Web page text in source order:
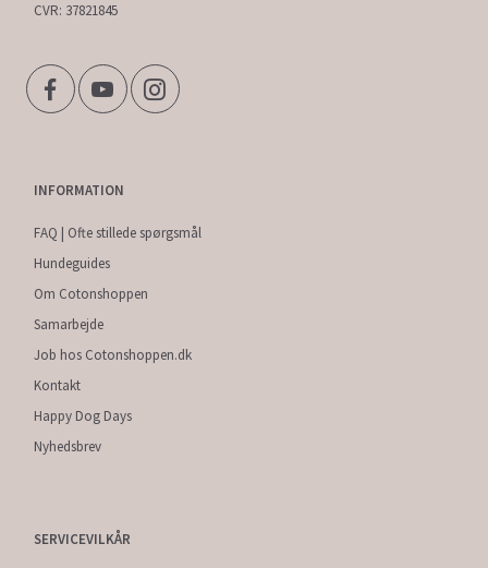
CVR: 37821845
INFORMATION
FAQ | Ofte stillede spørgsmål
Hundeguides
Om Cotonshoppen
Samarbejde
Job hos Cotonshoppen.dk
Kontakt
Happy Dog Days
Nyhedsbrev
SERVICEVILKÅR